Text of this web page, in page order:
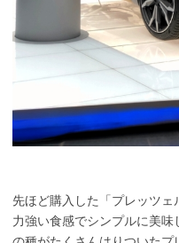
先ほど購入した「プレッツェ
力強い食感でシンプルに美